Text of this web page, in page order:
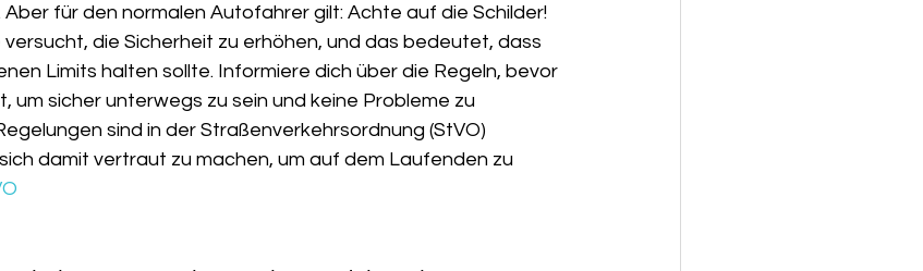
für den normalen Autofahrer gilt: Achte auf die Schilder!
die Sicherheit zu erhöhen, und das bedeutet, dass
Limits halten sollte. Informiere dich über die Regeln, bevor
um sicher unterwegs zu sein und keine Probleme zu
sind in der Straßenverkehrsordnung (StVO)
damit vertraut zu machen, um auf dem Laufenden zu